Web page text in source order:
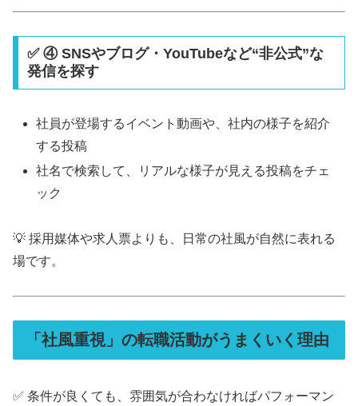
✅ ④ SNSやブログ・YouTubeなど“非公式”な
発信を探す
社員が登場するイベント動画や、社内の様子を紹介
する投稿
社名で検索して、リアルな様子が見える投稿をチェ
ック
💡 採用媒体や求人票よりも、日常の社風が自然に表れる
場です。
「社風重視」の転職活動がうまくいく理由
✅ 条件が良くても、雰囲気が合わなければパフォーマン